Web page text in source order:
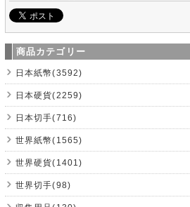
商品カテゴリー
日本紙幣(3592)
日本硬貨(2259)
日本切手(716)
世界紙幣(1565)
世界硬貨(1401)
世界切手(98)